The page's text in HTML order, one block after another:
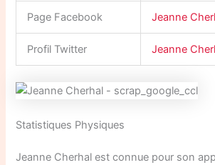
Page Facebook Jeanne
Profil Twitter Jeanne
Statistiques Physiques
Jeanne Cherhal est connue pour son